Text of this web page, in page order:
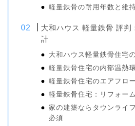
軽量鉄骨の耐用年数と維
大和ハウス 軽量鉄骨 評判
計
大和ハウス軽量鉄骨住宅
軽量鉄骨住宅の内部温熱
軽量鉄骨住宅のエアフロ
軽量鉄骨住宅：リフォー
家の建築ならタウンライ
必須